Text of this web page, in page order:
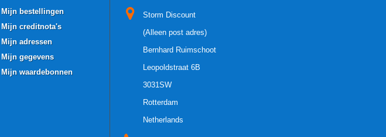
Mijn bestellingen
Mijn creditnota's
Mijn adressen
Mijn gegevens
Mijn waardebonnen
Storm Discount
(Alleen post adres)
Bernhard Ruimschoot
Leopoldstraat 6B
3031SW
Rotterdam
Netherlands